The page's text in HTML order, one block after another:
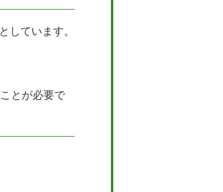
しています。
とが必要で